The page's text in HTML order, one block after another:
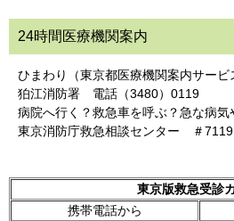
24時間医療機関案内
ひまわり（東京都医療機関案内サー
狛江消防署 電話（3480）0119
病院へ行く？救急車を呼ぶ？急な病気
東京消防庁救急相談センター ＃
東京版救急受診
携帯電話から